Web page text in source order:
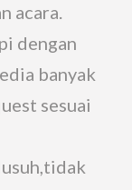
acara.
dengan
banyak
sesuai